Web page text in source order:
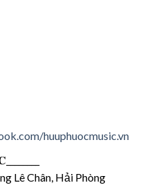
huuphuocmusic.vn
Lê Chân, Hải Phòng